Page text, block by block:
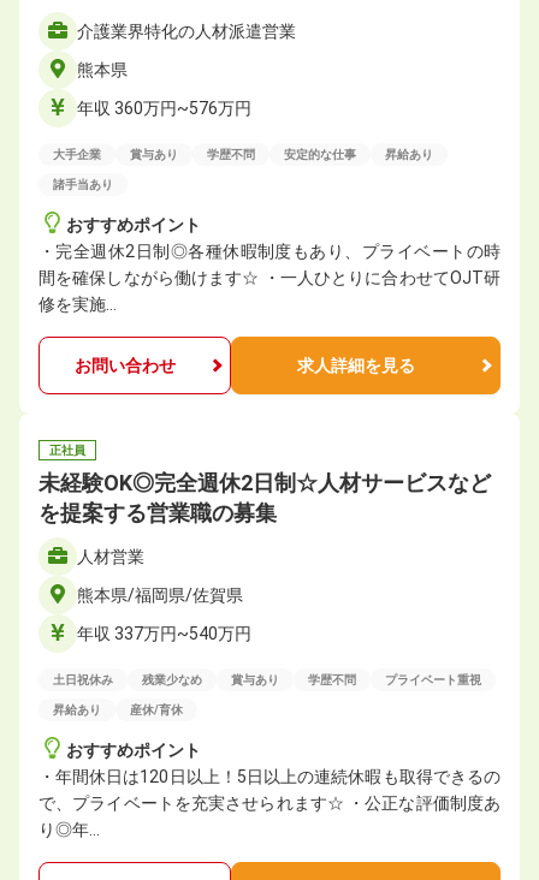
介護業界特化の人材派遣営業
熊本県
年収 360万円~576万円
大手企業 賞与あり 学歴不問 安定的な仕事 昇給あり
諸手当あり
おすすめポイント
・完全週休2日制◎各種休暇制度もあり、プライベートの時
間を確保しながら働けます☆ ・一人ひとりに合わせてOJT研
修を実施…
お問い合わせ 求人詳細を見る
正社員
未経験OK◎完全週休2日制☆人材サービスなど
を提案する営業職の募集
人材営業
熊本県/福岡県/佐賀県
年収 337万円~540万円
土日祝休み 残業少なめ 賞与あり 学歴不問 プライベート重視
昇給あり 産休/育休
おすすめポイント
・年間休日は120日以上！5日以上の連続休暇も取得できるの
で、プライベートを充実させられます☆ ・公正な評価制度あ
り◎年…